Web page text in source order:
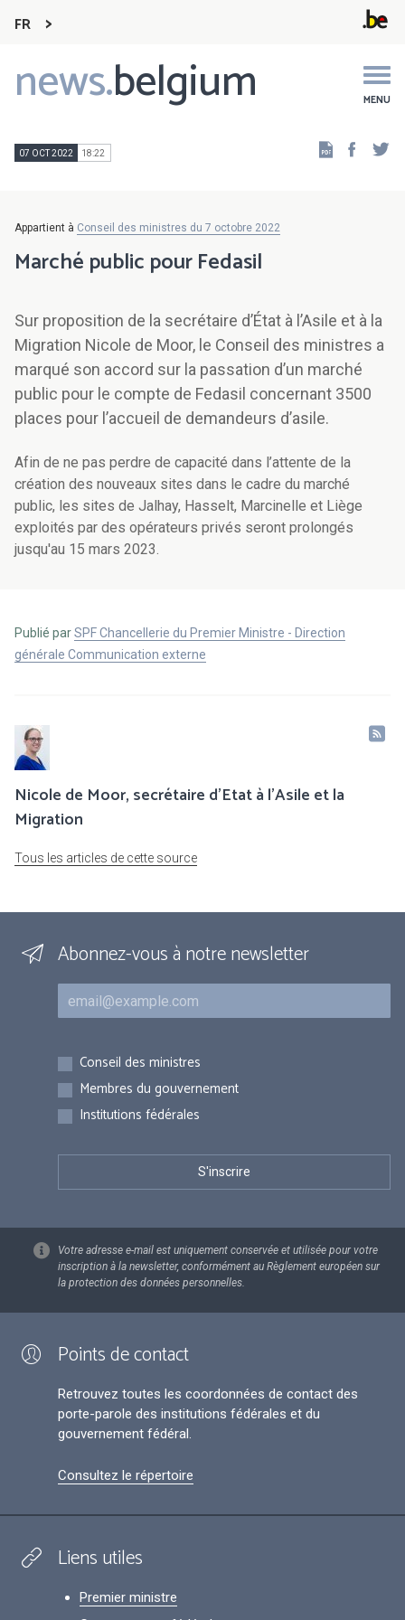
FR
news.belgium MENU
Main
navigation
07 OCT 2022 18:22
Appartient à Conseil des ministres du 7 octobre 2022
Marché public pour Fedasil
Sur proposition de la secrétaire d’État à l’Asile et à la
Migration Nicole de Moor, le Conseil des ministres a
marqué son accord sur la passation d’un marché
public pour le compte de Fedasil concernant 3500
places pour l’accueil de demandeurs d’asile.
Afin de ne pas perdre de capacité dans l’attente de la
création des nouveaux sites dans le cadre du marché
public, les sites de Jalhay, Hasselt, Marcinelle et Liège
exploités par des opérateurs privés seront prolongés
jusqu'au 15 mars 2023.
Publié parSPF Chancellerie du Premier Ministre - Direction
générale Communication externe
Nicole de Moor, secrétaire d'Etat à l'Asile et la
Migration
Tous les articles de cette source
Abonnez-vous à notre newsletter
Courriel
Inscriptions
Conseil des ministres
Membres du gouvernement
Institutions fédérales
Votre adresse e-mail est uniquement conservée et utilisée pour votre
inscription à la newsletter, conformément au Règlement européen sur
la protection des données personnelles.
Points de contact
Retrouvez toutes les coordonnées de contact des
porte-parole des institutions fédérales et du
gouvernement fédéral.
Consultez le répertoire
Liens utiles
Premier ministre